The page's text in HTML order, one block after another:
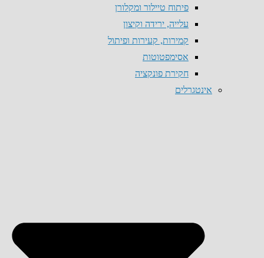
פיתוח טיילור ומקלורן
עלייה, ירידה וקיצון
קמירות, קעירות ופיתול
אסימפטוטות
חקירת פונקציה
אינטגרלים